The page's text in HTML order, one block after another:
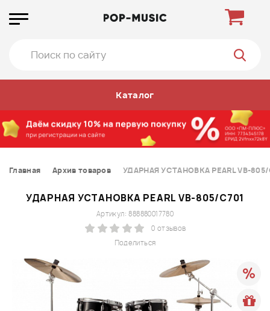
Каталог
Главная Архив товаров УДАРНАЯ УСТАНОВКА PEARL VB-805/
УДАРНАЯ УСТАНОВКА PEARL VB-805/C701
Поделиться
Артикул: 888880017780
0 отзывов